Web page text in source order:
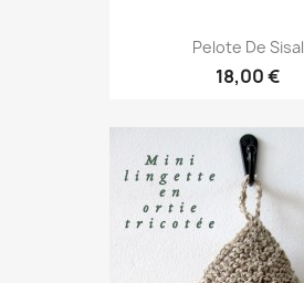
Pelote De Sisal
18,00 €